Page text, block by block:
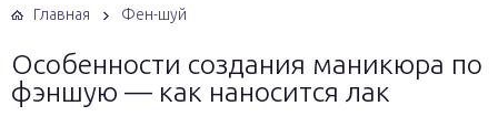
Главная Фен-шуй
Особенности создания маникюра по
фэншую — как наносится лак